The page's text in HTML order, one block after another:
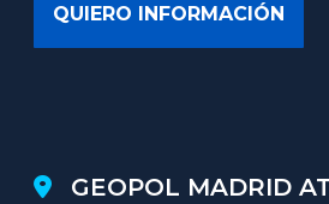
GEOPOL MADRID